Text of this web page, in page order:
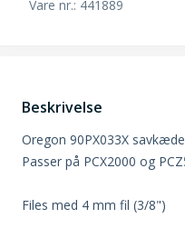
Vare nr.: 441889
Beskrivelse
Oregon 90PX033X
Passer på PCX2000 og
Files med 4 mm fil (3/8")